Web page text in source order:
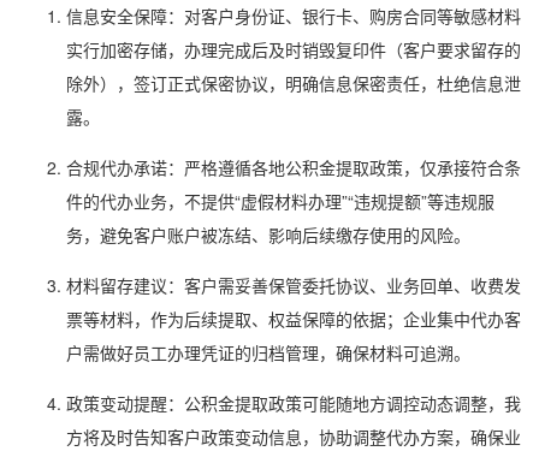
信息安全保障：对客户身份证、银行卡、购房合同等敏感材料
实行加密存储，办理完成后及时销毁复印件（客户要求留存的
除外），签订正式保密协议，明确信息保密责任，杜绝信息泄
露。
合规代办承诺：严格遵循各地公积金提取政策，仅承接符合条
件的代办业务，不提供“虚假材料办理”“违规提额”等违规服
务，避免客户账户被冻结、影响后续缴存使用的风险。
材料留存建议：客户需妥善保管委托协议、业务回单、收费发
票等材料，作为后续提取、权益保障的依据；企业集中代办客
户需做好员工办理凭证的归档管理，确保材料可追溯。
政策变动提醒：公积金提取政策可能随地方调控动态调整，我
方将及时告知客户政策变动信息，协助调整代办方案，确保业